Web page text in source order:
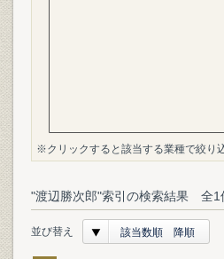
※クリックすると該当する業種で絞り
"渡辺勝次郎"索引の検索結果 全
並び替え 該当数順 降順